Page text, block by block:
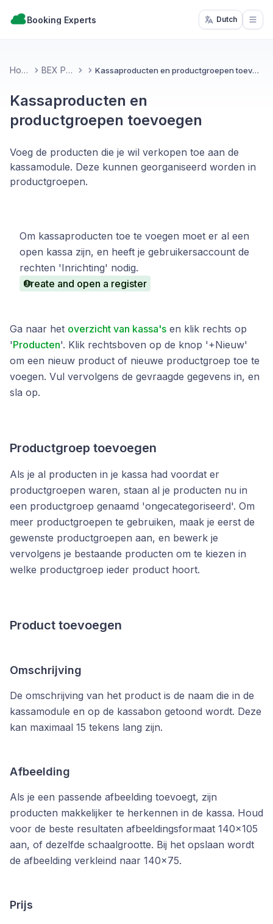
Booking Experts Dutch
Home BEX PMS Kassaproducten en productgroepen toevoegen
Kassaproducten en
productgroepen toevoegen
Voeg de producten die je wil verkopen toe aan de
kassamodule. Deze kunnen georganiseerd worden in
productgroepen.
Om kassaproducten toe te voegen moet er al een
open kassa zijn, en heeft je gebruikersaccount de
rechten 'Inrichting' nodig.
Create and open a register
Ga naar het overzicht van kassa's en klik rechts op
'Producten'. Klik rechtsboven op de knop '+Nieuw'
om een nieuw product of nieuwe productgroep toe te
voegen. Vul vervolgens de gevraagde gegevens in, en
sla op.
Productgroep toevoegen
Als je al producten in je kassa had voordat er
productgroepen waren, staan al je producten nu in
een productgroep genaamd 'ongecategoriseerd'. Om
meer productgroepen te gebruiken, maak je eerst de
gewenste productgroepen aan, en bewerk je
vervolgens je bestaande producten om te kiezen in
welke productgroep ieder product hoort.
Product toevoegen
Omschrijving
De omschrijving van het product is de naam die in de
kassamodule en op de kassabon getoond wordt. Deze
kan maximaal 15 tekens lang zijn.
Afbeelding
Als je een passende afbeelding toevoegt, zijn
producten makkelijker te herkennen in de kassa. Houd
voor de beste resultaten afbeeldingsformaat 140x105
aan, of dezelfde schaalgrootte. Bij het opslaan wordt
de afbeelding verkleind naar 140x75.
Prijs